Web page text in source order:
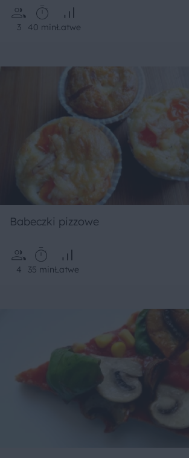
3 40 minŁatwe
Babeczki pizzowe
4 35 minŁatwe